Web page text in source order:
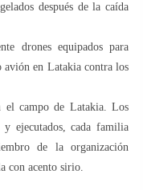
después de la caída
drones equipados para
avión en Latakia contra los
el campo de Latakia. Los
y ejecutados, cada familia
de la organización
con acento sirio.